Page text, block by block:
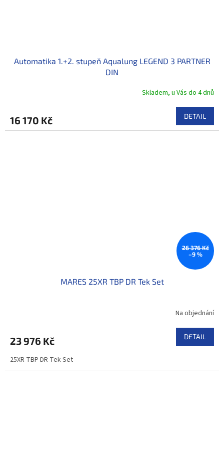
Automatika 1.+2. stupeň Aqualung LEGEND 3 PARTNER
DIN
Skladem, u Vás do 4 dnů
16 170 Kč DETAIL
26 376 Kč
–9 %
MARES 25XR TBP DR Tek Set
Na objednání
23 976 Kč DETAIL
25XR TBP DR Tek Set